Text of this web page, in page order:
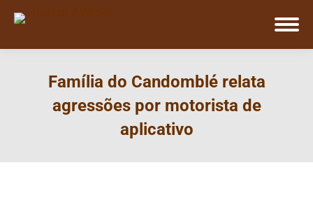
Família do Candomblé relata
agressões por motorista de
aplicativo